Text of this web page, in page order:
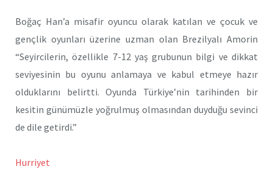
Boğaç Han’a misafir oyuncu olarak katılan ve çocuk ve
gençlik oyunları üzerine uzman olan Brezilyalı Amorin
“Seyircilerin, özellikle 7-12 yaş grubunun bilgi ve dikkat
seviyesinin bu oyunu anlamaya ve kabul etmeye hazır
olduklarını belirtti. Oyunda Türkiye’nin tarihinden bir
kesitin günümüzle yoğrulmuş olmasından duyduğu sevinci
de dile getirdi.”
Hurriyet